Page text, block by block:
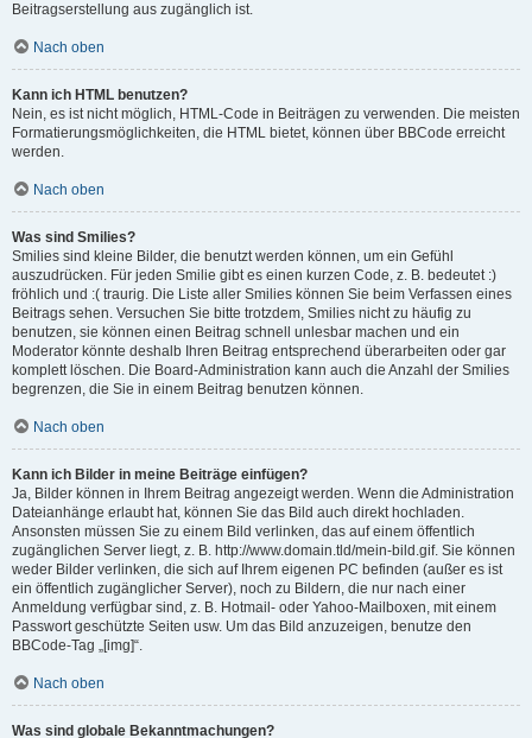
Beitragserstellung aus zugänglich ist.
Nach oben
Kann ich HTML benutzen?
Nein, es ist nicht möglich, HTML-Code in Beiträgen zu verwenden. Die meisten
Formatierungsmöglichkeiten, die HTML bietet, können über BBCode erreicht
werden.
Nach oben
Was sind Smilies?
Smilies sind kleine Bilder, die benutzt werden können, um ein Gefühl
auszudrücken. Für jeden Smilie gibt es einen kurzen Code, z. B. bedeutet :)
fröhlich und :( traurig. Die Liste aller Smilies können Sie beim Verfassen eines
Beitrags sehen. Versuchen Sie bitte trotzdem, Smilies nicht zu häufig zu
benutzen, sie können einen Beitrag schnell unlesbar machen und ein
Moderator könnte deshalb Ihren Beitrag entsprechend überarbeiten oder gar
komplett löschen. Die Board-Administration kann auch die Anzahl der Smilies
begrenzen, die Sie in einem Beitrag benutzen können.
Nach oben
Kann ich Bilder in meine Beiträge einfügen?
Ja, Bilder können in Ihrem Beitrag angezeigt werden. Wenn die Administration
Dateianhänge erlaubt hat, können Sie das Bild auch direkt hochladen.
Ansonsten müssen Sie zu einem Bild verlinken, das auf einem öffentlich
zugänglichen Server liegt, z. B. http://www.domain.tld/mein-bild.gif. Sie können
weder Bilder verlinken, die sich auf Ihrem eigenen PC befinden (außer es ist
ein öffentlich zugänglicher Server), noch zu Bildern, die nur nach einer
Anmeldung verfügbar sind, z. B. Hotmail- oder Yahoo-Mailboxen, mit einem
Passwort geschützte Seiten usw. Um das Bild anzuzeigen, benutze den
BBCode-Tag „[img]“.
Nach oben
Was sind globale Bekanntmachungen?